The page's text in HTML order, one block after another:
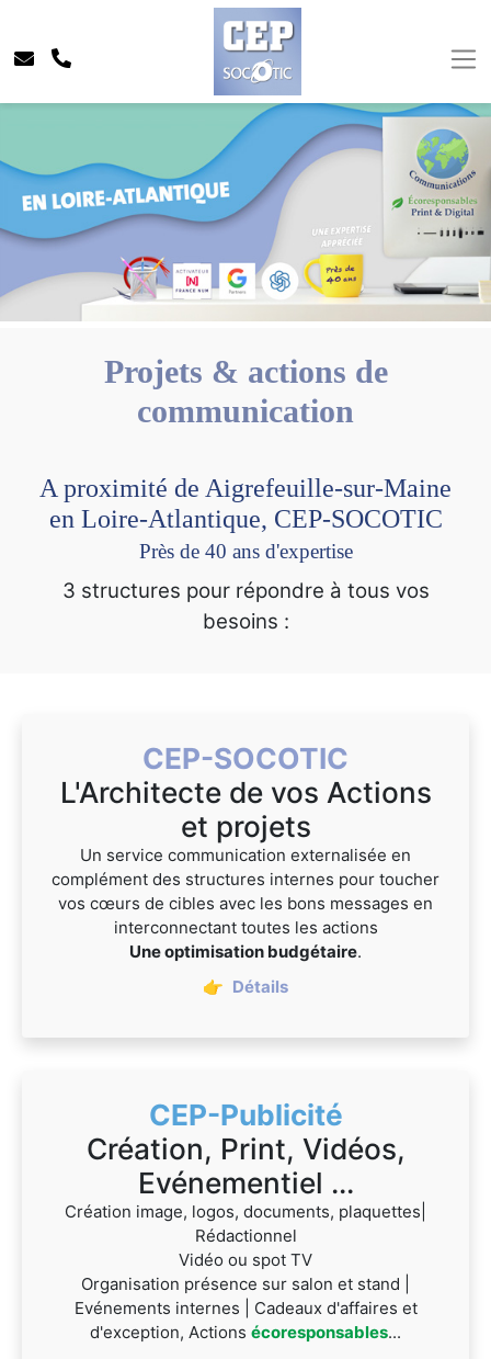
Projets & actions de
communication
A proximité de Aigrefeuille-sur-Maine
en Loire-Atlantique, CEP-SOCOTIC
Près de 40 ans d'expertise
3 structures pour répondre à tous vos
besoins :
CEP-SOCOTIC
L'Architecte de vos Actions
et projets
Un service communication externalisée en
complément des structures internes pour toucher
vos cœurs de cibles avec les bons messages en
interconnectant toutes les actions
Une optimisation budgétaire.
👉 Détails
CEP-Publicité
Création, Print, Vidéos,
Evénementiel ...
Création image, logos, documents, plaquettes|
Rédactionnel
Vidéo ou spot TV
Organisation présence sur salon et stand |
Evénements internes | Cadeaux d'affaires et
d'exception, Actions écoresponsables...